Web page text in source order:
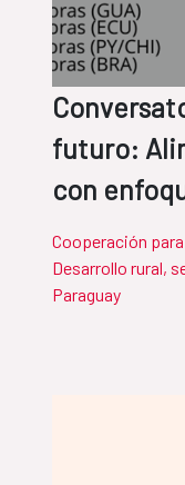
futuro:
con
Cooperación
Desarrollo rural,
Paraguay